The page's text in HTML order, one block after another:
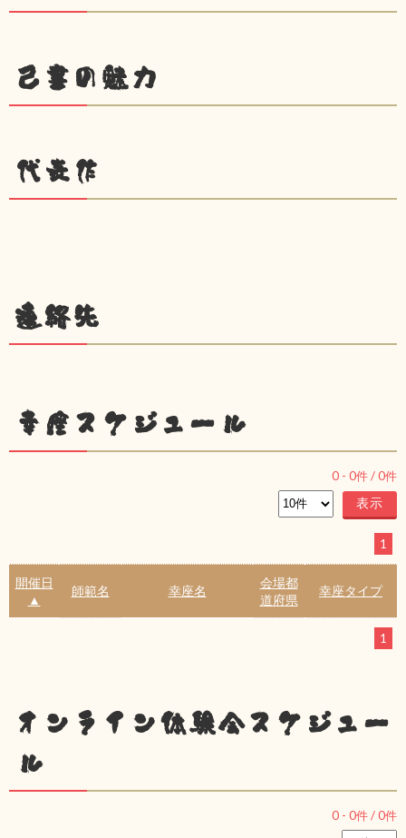
己書の魅力
代表作
連絡先
幸座スケジュール
0 - 0件 /0件
1
開催日
▲
師範名 幸座名
会場都
道府県
幸座タイプ
1
オンライン体験会スケジュー
ル
0 - 0件 /0件